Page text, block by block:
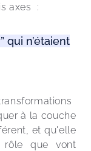
axes  :
qui n’étaient
à la couche
et qu'elle
rôle que vont